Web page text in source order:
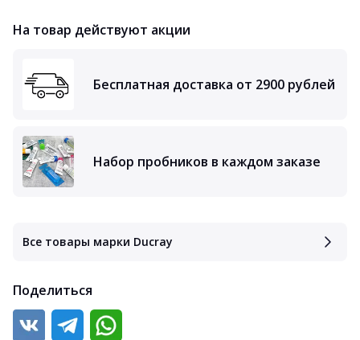
На товар действуют акции
Бесплатная доставка от 2900 рублей
Набор пробников в каждом заказе
Все товары марки Ducray
Поделиться